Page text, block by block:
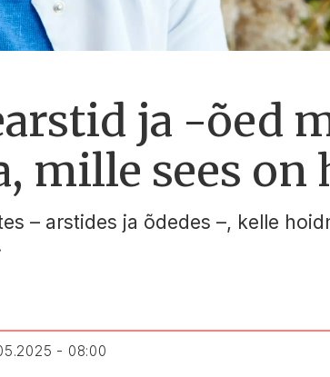
ja -õed
mille sees on
– arstides ja õdedes –, kelle
- 08:00